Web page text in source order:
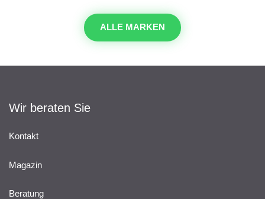
ALLE MARKEN
Wir beraten Sie
Kontakt
Magazin
Beratung